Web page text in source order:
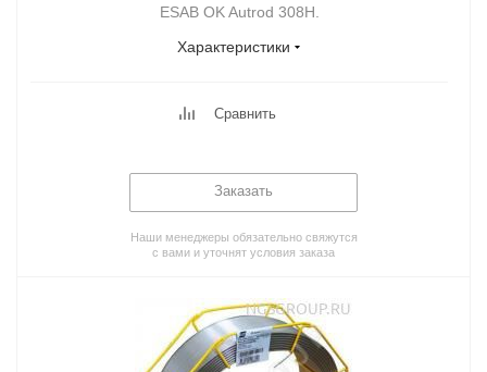
ESAB OK Autrod 308H.
Характеристики
Сравнить
Заказать
Наши менеджеры обязательно свяжутся
с вами и уточнят условия заказа